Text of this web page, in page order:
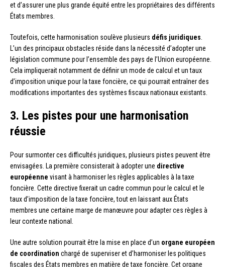
et d’assurer une plus grande équité entre les propriétaires des différents
États membres.
Toutefois, cette harmonisation soulève plusieurs défis juridiques
L’un des principaux obstacles réside dans la nécessité d’adopter une
législation commune pour l’ensemble des pays de l’Union européenne.
Cela impliquerait notamment de définir un mode de calcul et un taux
d’imposition unique pour la taxe foncière, ce qui pourrait entraîner des
modifications importantes des systèmes fiscaux nationaux existants.
3. Les pistes pour une harmonisation
réussie
Pour surmonter ces difficultés juridiques, plusieurs pistes peuvent être
envisagées. La première consisterait à adopter une directive
européenne visant à harmoniser les règles applicables à la taxe
foncière. Cette directive fixerait un cadre commun pour le calcul et le
taux d’imposition de la taxe foncière, tout en laissant aux États
membres une certaine marge de manœuvre pour adapter ces règles à
leur contexte national.
Une autre solution pourrait être la mise en place d’un organe européen
de coordination chargé de superviser et d’harmoniser les politiques
fiscales des États membres en matière de taxe foncière. Cet organe